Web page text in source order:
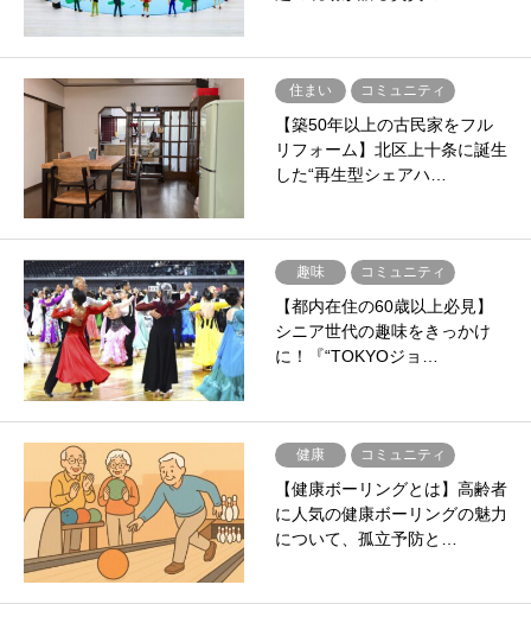
住まい コミュニティ
【築50年以上の古民家をフル
リフォーム】北区上十条に誕生
した“再生型シェアハ…
趣味 コミュニティ
【都内在住の60歳以上必見】
シニア世代の趣味をきっかけ
に！『“TOKYOジョ…
健康 コミュニティ
【健康ボーリングとは】高齢者
に人気の健康ボーリングの魅力
について、孤立予防と…